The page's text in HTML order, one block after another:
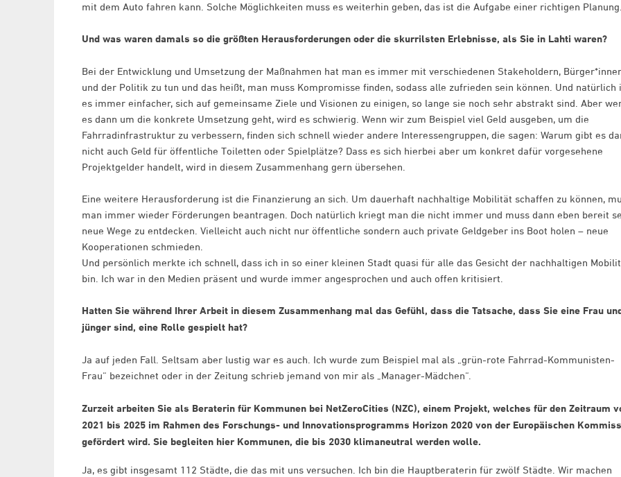
mit dem Auto fahren kann. Solche Möglichkeiten muss es weiterhin geben, das ist die Aufgabe einer richtigen Planung.
Und was waren damals so die größten Herausforderungen oder die skurrilsten Erlebnisse, als Sie in Lahti waren?
Bei der Entwicklung und Umsetzung der Maßnahmen hat man es immer mit verschiedenen Stakeholdern,
und der Politik zu tun und das heißt, man muss Kompromisse finden, sodass alle zufrieden sein können. Und natürlich
es immer einfacher, sich auf gemeinsame Ziele und Visionen zu einigen, so lange sie noch sehr abstrakt sind. Aber
es dann um die konkrete Umsetzung geht, wird es schwierig. Wenn wir zum Beispiel viel Geld ausgeben, um die
Fahrradinfrastruktur zu verbessern, finden sich schnell wieder andere Interessengruppen, die sagen: Warum gibt es
nicht auch Geld für öffentliche Toiletten oder Spielplätze? Dass es sich hierbei aber um konkret dafür vorgesehene
Projektgelder handelt, wird in diesem Zusammenhang gern übersehen.
Eine weitere Herausforderung ist die Finanzierung an sich. Um dauerhaft nachhaltige Mobilität schaffen zu können,
man immer wieder Förderungen beantragen. Doch natürlich kriegt man die nicht immer und muss dann eben bereit
neue Wege zu entdecken. Vielleicht auch nicht nur öffentliche sondern auch private Geldgeber ins Boot holen – neue
Kooperationen schmieden.
Und persönlich merkte ich schnell, dass ich in so einer kleinen Stadt quasi für alle das Gesicht der nachhaltigen
bin. Ich war in den Medien präsent und wurde immer angesprochen und auch offen kritisiert.
Hatten Sie während Ihrer Arbeit in diesem Zusammenhang mal das Gefühl, dass die Tatsache, dass Sie eine Frau
jünger sind, eine Rolle gespielt hat?
Ja auf jeden Fall. Seltsam aber lustig war es auch. Ich wurde zum Beispiel mal als „grün-rote Fahrrad-Kommunisten-
Frau“ bezeichnet oder in der Zeitung schrieb jemand von mir als „Manager-Mädchen“.
Zurzeit arbeiten Sie als Beraterin für Kommunen bei NetZeroCities (NZC), einem Projekt, welches für den Zeitraum
2021 bis 2025 im Rahmen des Forschungs- und Innovationsprogramms Horizon 2020 von der Europäischen
gefördert wird. Sie begleiten hier Kommunen, die bis 2030 klimaneutral werden wolle.
Ja, es gibt insgesamt 112 Städte, die das mit uns versuchen. Ich bin die Hauptberaterin für zwölf Städte. Wir machen